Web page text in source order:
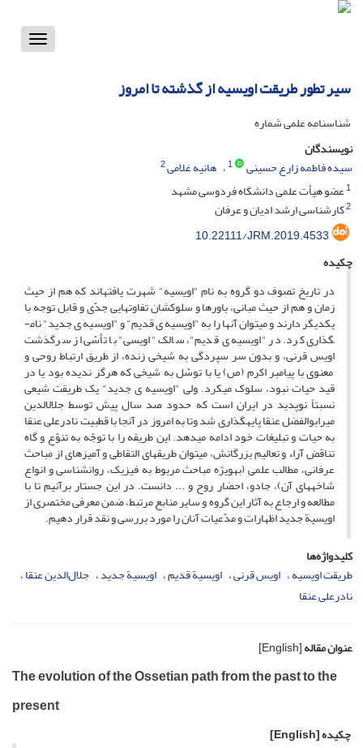
Toggle
سیر تطور طریقت اویسیه از گذشته تا امروز
شناسنامه علمی شماره
نویسندگان
سیده فاطمه زارع حسینی
1 هانیه غلامی2
1عضو هیأت علمی دانشگاه فردوسی مشهد
2کارشناسی ارشد ادیان و عرفان
10.22111/JRM.2019.4533
چکیده
در تاریخ تصوف دو گروه به نام "اویسیه" شهرت یافته­اند که هم از حیث
زمان و هم از حیث مبانی، باورها و سلوکشان تفاوت­هایی جدّی و قابل توجه با
یکدیگر دارند و می­توان آنها را به "اویسیه ی قدیم" و "اویسیه ی جدید" نام­
گذاری کرد. در "اویسیه ی قدیم"، سالک "اویسی" با تأسّی از سرگذشت
اویس قرنی، و بدون سر سپردگی به شیخی زنده، از طریق ارتباط روحی و
معنوی با پیامبر اکرم (ص) یا با توسّل به شیخی که هرگز ندیده بود یا در
قید حیات نبود، سلوک می­کرد. ولی "اویسیه ی جدید" یک طریقت شیعی
نسبتاً نوپدید در ایران است که حدود صد سال پیش توسط جلال­الدین
میرابوالفضل عنقا پایه­گذاری شد وتا به امروز در آنجا با قطبیت نادرعلی عنقا
به حیات و تبلیغات خود ادامه می­دهد. این طریقه را با توجّه به تنوّع و گاه
تناقض آراء و تعالیم بزرگانش، می­توان طریقه­ای التقاطی و آمیزه­ای از مباحث
عرفانی، مطالب علمی (به­ویژه مباحث مربوط به فیزیک، روان­شناسی و انواع
شاخه­های آن)، جادو، احضار روح و ... دانست. در این جستار برآنیم تا با
مطالعه و ارجاع به آثار این گروه و سایر منابع مرتبط، ضمن معرفی مختصری از
اویسیة جدید اظهارات و مدّعیات آنان را مورد بررسی و نقد قرار دهیم.
کلیدواژه‌ها
طریقت اویسیه اویس قرنی اویسیة قدیم اویسیة جدید جلال‌الدین عنقا
نادرعلی عنقا
عنوان مقاله[English]
The evolution of the Ossetian path from the past to the
present
چکیده[English]